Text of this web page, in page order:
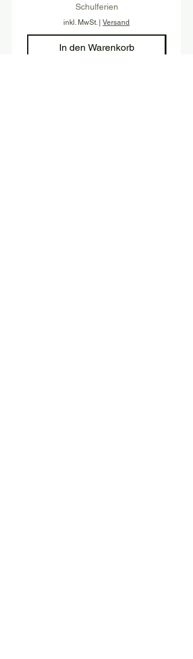
Schulferien
inkl. MwSt. | Versand
In den Warenkorb